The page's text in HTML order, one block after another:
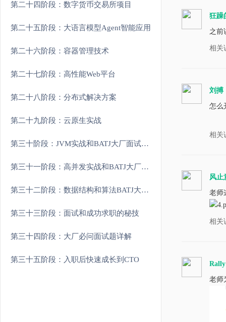
第二十四阶段：数字货币交易所项目
第二十五阶段：大语言模型Agent智能应用
第二十六阶段：容器管理技术
第二十七阶段：高性能Web平台
第二十八阶段：分布式解决方案
第二十九阶段：云原生实战
第三十阶段：JVM实战和BATJ大厂面试重难点
第三十一阶段：高并发实战和BATJ大厂面试重难点
第三十二阶段：数据结构和算法BATJ大厂面试重难点
第三十三阶段：面试和成功求职的秘技
第三十四阶段：大厂必问面试题详解
第三十五阶段：入职后快速成长到CTO
狂躁
之前
相关
刘搏
怎么
相关
风止
老师
相关
老师